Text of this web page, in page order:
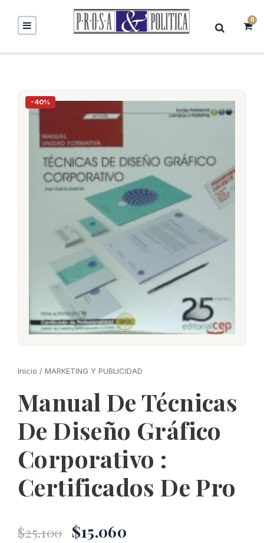
0
-40%
Inicio / MARKETING Y PUBLICIDAD
Manual De Técnicas
De Diseño Gráfico
Corporativo :
Certificados De Pro
$25.100 El
$15.060